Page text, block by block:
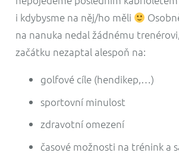
i kdybysme na něj/ho měli
na nanuka nedal žádnému
začátku nezaptal alespoň na:
golfové cíle (hendikep,…)
sportovní minulost
zdravotní omezení
časové možnosti na trénink a